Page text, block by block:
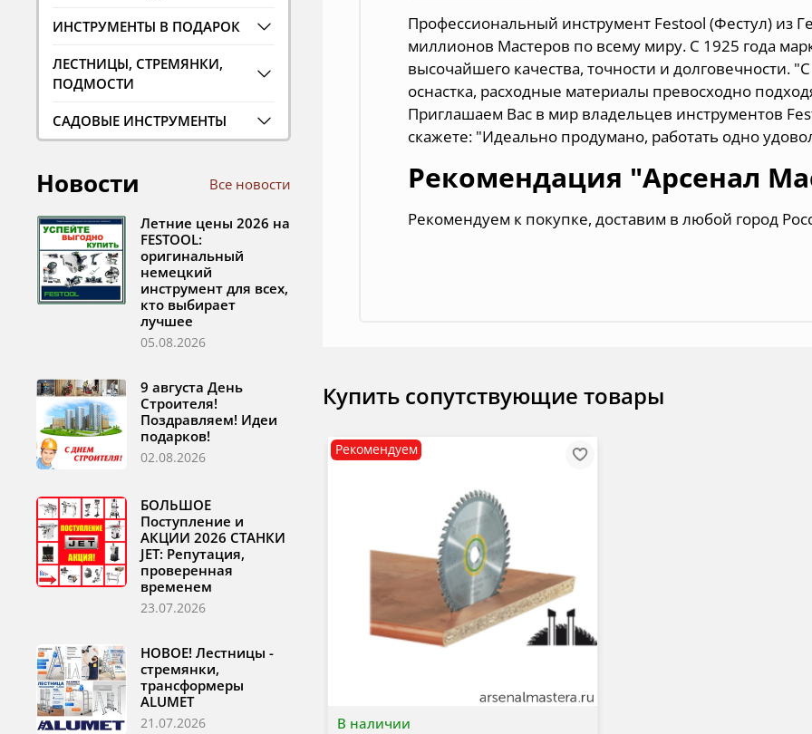
Профессиональный инструмент Festool (Фестул) из
миллионов Мастеров по всему миру. С 1925 года
высочайшего качества, точности и долговечности.
оснастка, расходные материалы превосходно
Приглашаем Вас в мир владельцев инструментов
скажете: "Идеально продумано, работать одно
Рекомендация "Арсенал
Рекомендуем к покупке, доставим в любой город
Купить сопутствующие товары
В наличии
Рекомендуем
ИНСТРУМЕНТЫ В ПОДАРОК
ЛЕСТНИЦЫ, СТРЕМЯНКИ,
ПОДМОСТИ
САДОВЫЕ ИНСТРУМЕНТЫ
Новости Все новости
Летние цены 2026 на
FESTOOL:
оригинальный
немецкий
инструмент для всех,
кто выбирает
лучшее
05.08.2026
9 августа День
Строителя!
Поздравляем! Идеи
подарков!
02.08.2026
БОЛЬШОЕ
Поступление и
АКЦИИ 2026 СТАНКИ
JET: Репутация,
проверенная
временем
23.07.2026
НОВОЕ! Лестницы -
стремянки,
трансформеры
ALUMET
21.07.2026